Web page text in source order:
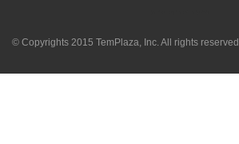
© Copyrights 2015 TemPlaza, Inc. All rights reserved.